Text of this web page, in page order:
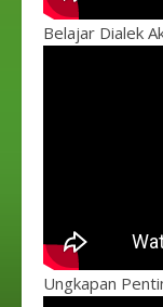
Belajar Dialek
Ungkapan